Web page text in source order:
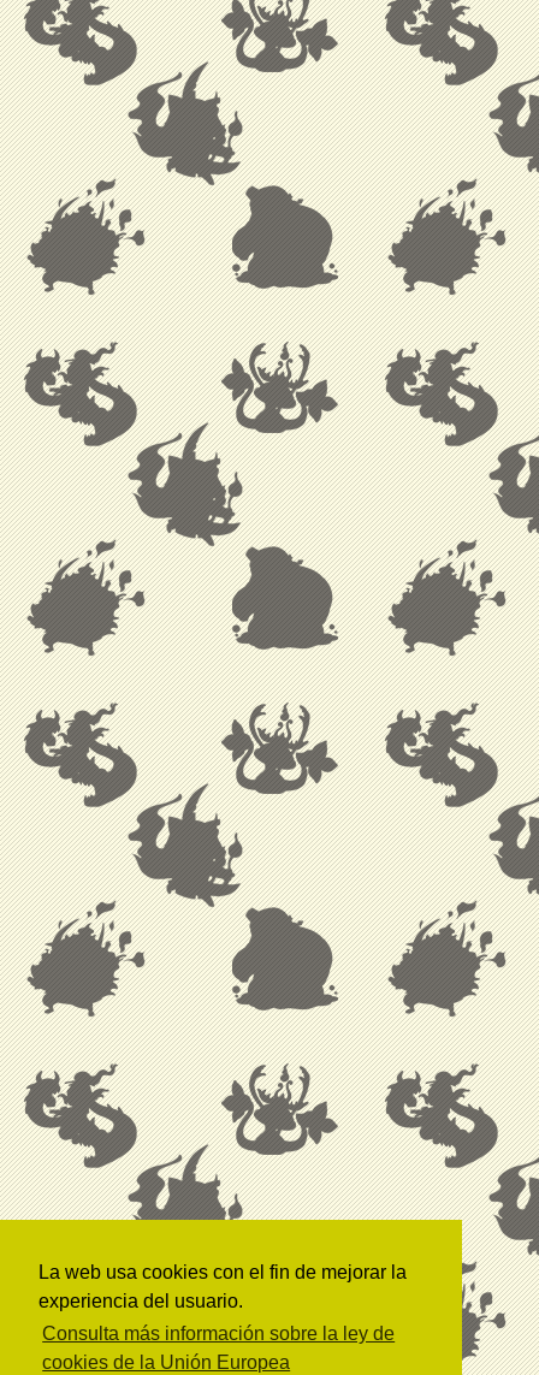
La web usa cookies con el fin de mejorar la
experiencia del usuario.
Consulta más información sobre la ley de
cookies de la Unión Europea